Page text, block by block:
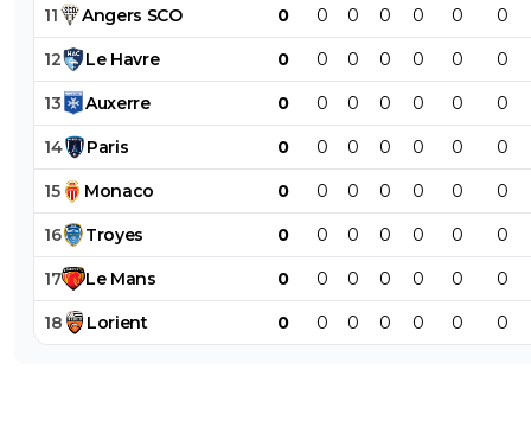
11 Angers SCO 0 0 0 0 0 0 0
12 Le Havre 0 0 0 0 0 0 0
13 Auxerre 0 0 0 0 0 0 0
14 Paris 0 0 0 0 0 0 0
15 Monaco 0 0 0 0 0 0 0
16 Troyes 0 0 0 0 0 0 0
17 Le Mans 0 0 0 0 0 0 0
18 Lorient 0 0 0 0 0 0 0